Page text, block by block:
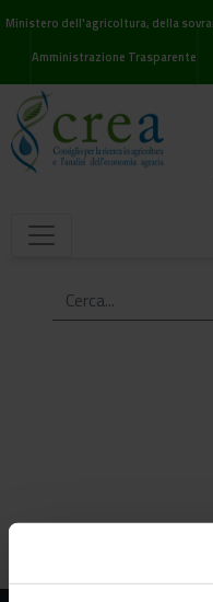
Ministero dell'agricoltura, della
Amministrazione Trasparente